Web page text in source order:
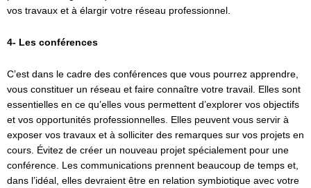
vos travaux et à élargir votre réseau professionnel.
4- Les conférences
C’est dans le cadre des conférences que vous pourrez apprendre,
vous constituer un réseau et faire connaître votre travail. Elles sont
essentielles en ce qu’elles vous permettent d’explorer vos objectifs
et vos opportunités professionnelles. Elles peuvent vous servir à
exposer vos travaux et à solliciter des remarques sur vos projets en
cours. Évitez de créer un nouveau projet spécialement pour une
conférence. Les communications prennent beaucoup de temps et,
dans l’idéal, elles devraient être en relation symbiotique avec votre